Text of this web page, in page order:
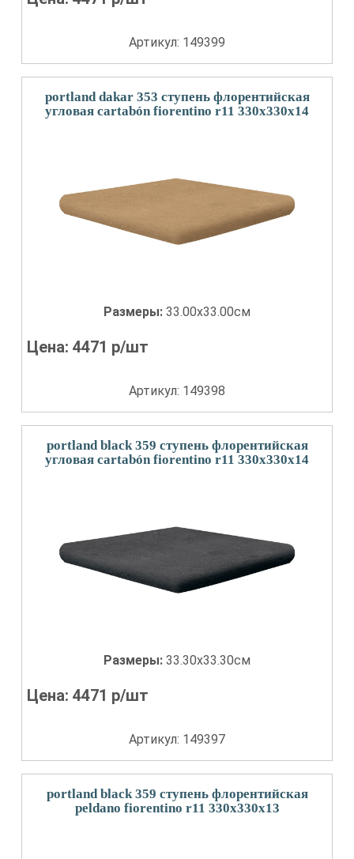
Артикул: 149399
portland dakar 353 ступень флорентийская
угловая cartabón fiorentino r11 330x330x14
Размеры: 33.00x33.00см
Цена:4471 р/шт
Артикул: 149398
portland black 359 ступень флорентийская
угловая cartabón fiorentino r11 330x330x14
Размеры: 33.30x33.30см
Цена:4471 р/шт
Артикул: 149397
portland black 359 ступень флорентийская
peldano fiorentino r11 330x330x13